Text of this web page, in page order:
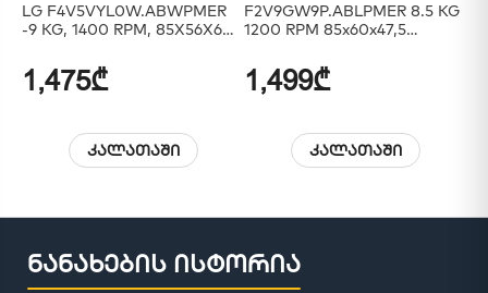
LG F4V5VYL0W.ABWPMER
-9 KG, 1400 RPM, 85X56X60,
INT,STEAM, White
1,475₾
კალათაში
F2V9GW9P.ABLPMER 8.5 KG
1200 RPM 85x60x47,5
Wash LED Touch Display
Black
1,499₾
კალათაში
ნანახების ისტორია